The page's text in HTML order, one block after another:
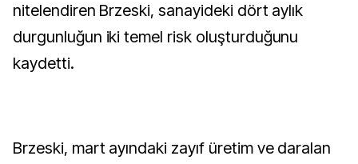
nitelendiren Brzeski, sanayideki dört aylık
durgunluğun iki temel risk oluşturduğunu
kaydetti.
Brzeski, mart ayındaki zayıf üretim ve daralan